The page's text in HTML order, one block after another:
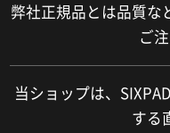
弊社正規品とは品質な
ご
当ショップは、
する